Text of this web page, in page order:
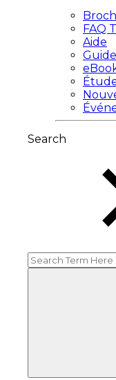
FAQ
Aide
Search